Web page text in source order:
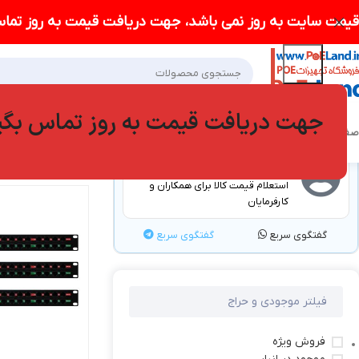
جهت دریافت قیمت به روز تماسصفحه اصلی POELAND فروشگاهدرباره ماوبلاگسوالات متداولتماس با ما
استعلام قیمت کالا برای همکاران و
کارفرمایان
گفتگوی سریع گفتگوی سریع
فیلتر موجودی و حراج
فروش ویژه
قیمت سایت به روز نمی باشد، جهت دریافت قیمت به روز